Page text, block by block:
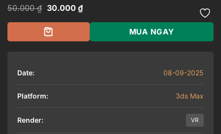
50.000₫ Giá
là:
50.000 ₫.
30.000 ₫Giá
hiện
tại
30.000 ₫.
MUA NGAY
Date: 08-09-2025
Platform: 3ds Max
Render: VR